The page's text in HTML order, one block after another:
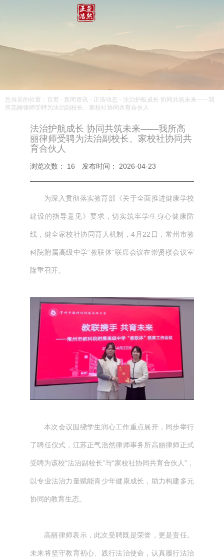
您当前的位置：首页 - 新闻资讯 - 正浩动态 - 法治护航成长 协同共筑未来——我
所高丽律师受聘为法治副校长、家校社协同共育合伙人
法治护航成长 协同共筑未来——我所高
丽律师受聘为法治副校长、家校社协同共
育合伙人
浏览次数： 16 发布时间： 2026-04-23
为深入贯彻落实教育部《关于全面推进健康学校
建设的指导意见》要求，切实筑牢学生身心健康防
线，健全家校社协同育人机制，4月22日，常州市教
科院附属高级中学“教联体”联席会议在崇贤楼会议室
隆重召开。
本次会议围绕学生润心工作重点展开，同步举行
了聘任仪式，江苏正气浩然律师事务所高丽律师正式
受聘为该校“法治副校长”与“家校社协同共育合伙人”，
以专业法治力量赋能青少年健康成长，助力构建多元
协同的教育生态。
高丽律师表示，此次受聘既是荣誉，更是责任。
未来将坚守教育初心、践行法治使命，认真履行法治